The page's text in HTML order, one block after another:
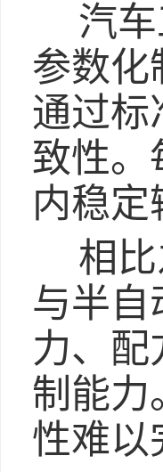
汽
参数化
通过标
致性。
内稳定
相
与半自
力、配
制能力
性难以